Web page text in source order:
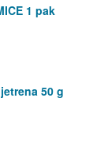
1 pak
50 g